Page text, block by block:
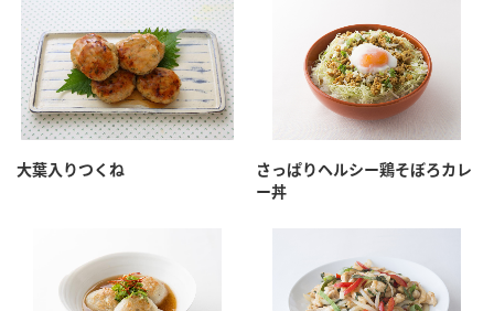
大葉入りつくね
さっぱりヘルシー鶏そぼろカレ
ー丼